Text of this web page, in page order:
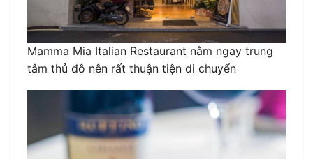
Mamma Mia Italian Restaurant nằm ngay trung
tâm thủ đô nên rất thuận tiện di chuyển